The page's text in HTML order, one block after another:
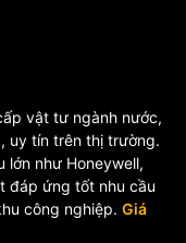
kín nước tuyệt đối,
tiết kiệm thời gian và
Bền Cao
vật tư ngành nước,
uy tín trên thị trường.
lớn như Honeywell,
đáp ứng tốt nhu cầu
công nghiệp. Giá